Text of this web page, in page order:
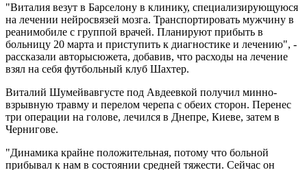
"Виталия везут в Барселону в клинику, специализирующуюся
на лечении нейросвязей мозга. Транспортировать мужчину в
реанимобиле с группой врачей. Планируют прибыть в
больницу 20 марта и приступить к диагностике и лечению", -
рассказали авторысюжета, добавив, что расходы на лечение
взял на себя футбольный клуб Шахтер.
Виталий Шумейвавгусте под Авдеевкой получил минно-
взрывную травму и перелом черепа с обеих сторон. Перенес
три операции на голове, лечился в Днепре, Киеве, затем в
Чернигове.
"Динамика крайне положительная, потому что больной
прибывал к нам в состоянии средней тяжести. Сейчас он